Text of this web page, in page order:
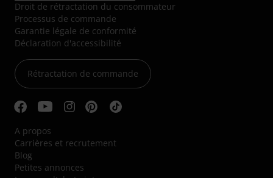
Droit de rétractation du consommateur
Processus de commande
Garantie légale de conformité
Déclaration d'accessibilité
Rétractation de commande
A propos
Carrières et recrutement
Blog
Petites annonces